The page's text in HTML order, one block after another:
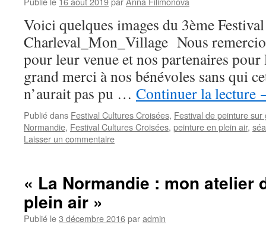
Voici quelques images du 3ème
Charleval_Mon_Village Nous
pour leur venue et nos partenaires
grand merci à nos bénévoles sans qui
n’aurait pas pu … Continuer la lecture
Publié dans Festival Cultures Croisées, Festival de peinture
Normandie, Festival Cultures Croisées, peinture en plein air,
Laisser un commentaire
« La Normandie : mon atelier
plein air »
Publié le3 décembre 2016paradmin